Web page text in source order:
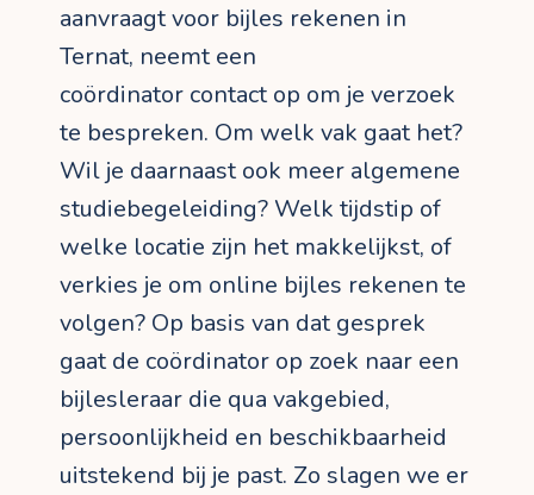
aanvraagt voor bijles rekenen in
Ternat, neemt een
coördinator contact op om je verzoek
te bespreken. Om welk vak gaat het?
Wil je daarnaast ook meer algemene
studiebegeleiding? Welk tijdstip of
welke locatie zijn het makkelijkst, of
verkies je om online bijles rekenen te
volgen? Op basis van dat gesprek
gaat de coördinator op zoek naar een
bijlesleraar die qua vakgebied,
persoonlijkheid en beschikbaarheid
uitstekend bij je past. Zo slagen we er